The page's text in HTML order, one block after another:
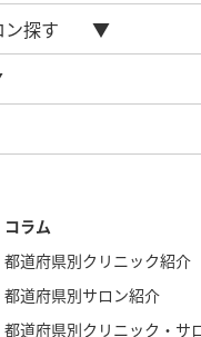
探す
コラム
都道府県別クリニック紹介
都道府県別サロン紹介
都道府県別クリニック・サ